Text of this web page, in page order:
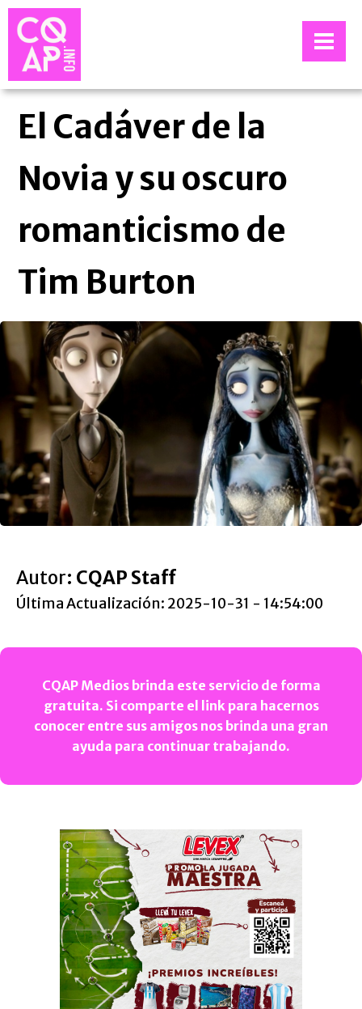
El Cadáver de la
Novia y su oscuro
romanticismo de
Tim Burton
Autor: CQAP Staff
Última Actualización: 2025-10-31 - 14:54:00
CQAP Medios brinda este servicio de forma
gratuita. Si comparte el link para hacernos
conocer entre sus amigos nos brinda una gran
ayuda para continuar trabajando.